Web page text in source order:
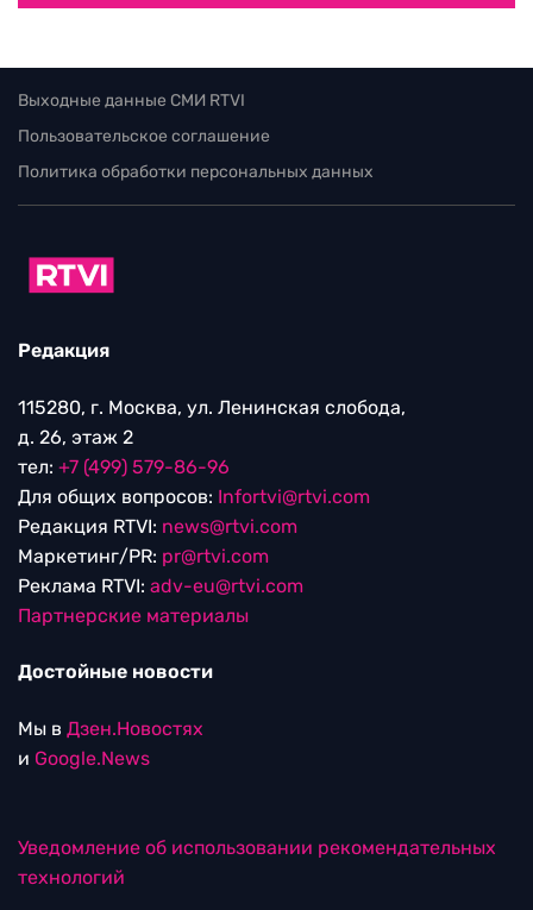
Выходные данные СМИ RTVI
Пользовательское соглашение
Политика обработки персональных данных
Редакция
115280, г. Москва, ул. Ленинская слобода,
д. 26, этаж 2
тел: +7 (499) 579-86-96
Для общих вопросов: Infortvi@rtvi.com
Редакция RTVI: news@rtvi.com
Маркетинг/PR: pr@rtvi.com
Реклама RTVI: adv-eu@rtvi.com
Партнерские материалы
Достойные новости
Мы в Дзен.Новостях
и Google.News
Уведомление об использовании рекомендательных
технологий